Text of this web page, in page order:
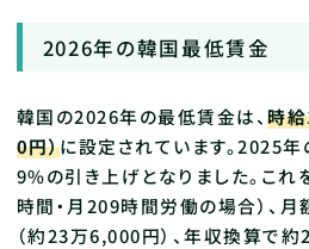
2026年の韓国最低賃金
韓国の2026年の最低賃金は、時
0円）に設定されています。2025
9%の引き上げとなりました。これ
時間・月209時間労働の場合）、
（約23万6,000円）、年収換算で